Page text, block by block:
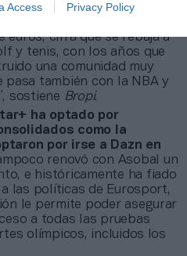
Access Privacy Policy
con acuerdos con ATP,
euros, cifra que se rebaja a
y tenis, con los años que
una comunidad muy
pasa también con la NBA y
sostiene Bropi.
ha optado por
como la
por irse a Dazn en
renovó con Asobal un
e históricamente ha fiado
las políticas de Eurosport,
le permite poder asegurar
a todas las pruebas
olímpicos, incluidos los